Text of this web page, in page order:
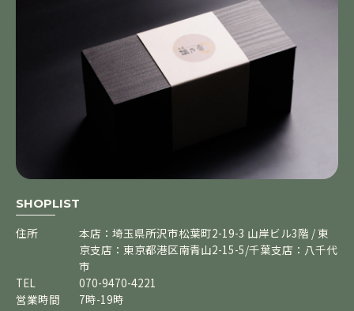
SHOPLIST
住所
本店：埼玉県所沢市松葉町2-19-3 山岸ビル3階 / 東
京支店：東京都港区南青山2-15-5/千葉支店：八千代
市
TEL
070-9470-4221
営業時間
7時-19時